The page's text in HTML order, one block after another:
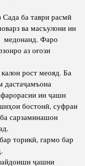
ба таври расмӣ
ва масъулони ин
медонанд. Фаро
аз оғози
рост меояд. Ба
дастаҷамъона
ин ҷашн
бостонӣ, суфраи
сарзаминашон
торикӣ, гармо бар
ҷашни